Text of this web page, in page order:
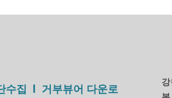
수집 l 거부뷰어 다운로